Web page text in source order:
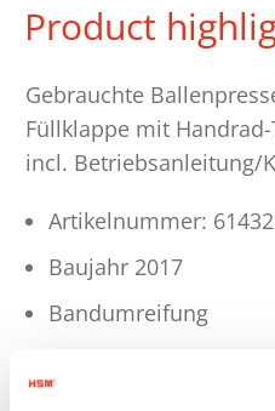
Product
Gebrauchte
Füllklappe mit
incl. Betriebsanleitung/
Artikelnummer:
Baujahr 2017
Bandumreifung